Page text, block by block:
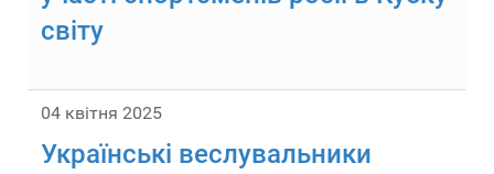
світу
04 квітня 2025
Українські веслувальники